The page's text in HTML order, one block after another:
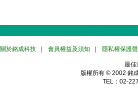
關於銘成科技 會員權益及須知 隱私權保護
最佳
版權所有 © 2002 銘
TEL：02-